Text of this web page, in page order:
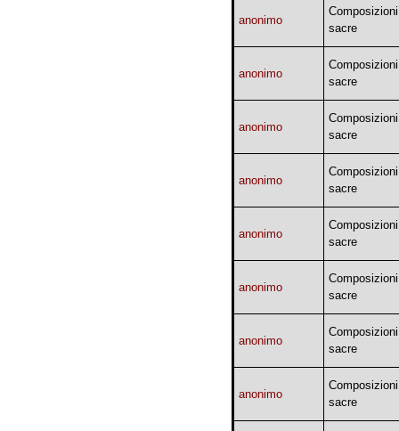
anonimo
Composizioni
sacre
anonimo
Composizioni
sacre
anonimo
Composizioni
sacre
anonimo
Composizioni
sacre
anonimo
Composizioni
sacre
anonimo
Composizioni
sacre
anonimo
Composizioni
sacre
anonimo
Composizioni
sacre